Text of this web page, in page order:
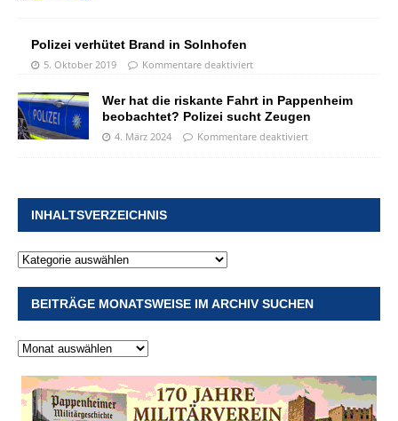
Polizei verhütet Brand in Solnhofen
5. Oktober 2019 Kommentare deaktiviert
Wer hat die riskante Fahrt in Pappenheim
beobachtet? Polizei sucht Zeugen
4. März 2024 Kommentare deaktiviert
INHALTSVERZEICHNIS
BEITRÄGE MONATSWEISE IM ARCHIV SUCHEN